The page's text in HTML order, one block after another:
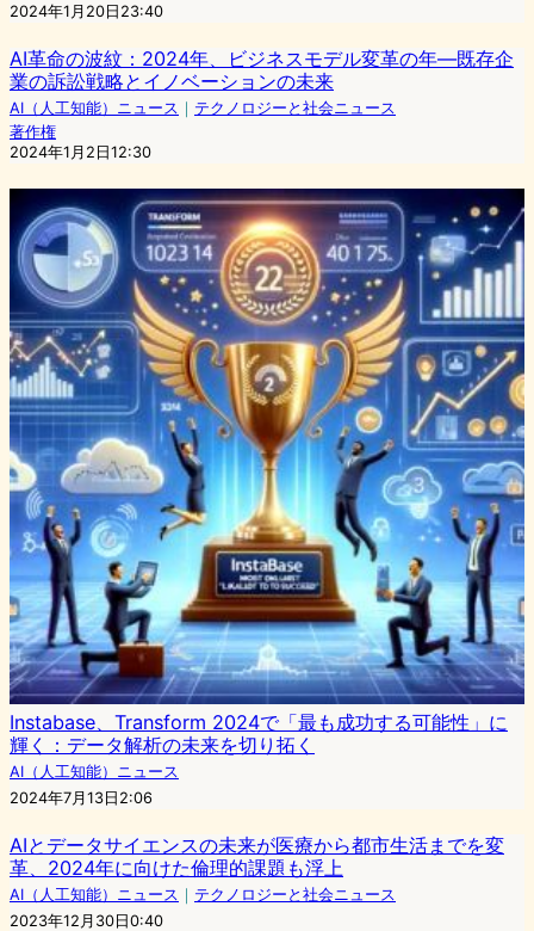
2024年1月20日23:40
AI革命の波紋：2024年、ビジネスモデル変革の年―既存企
業の訴訟戦略とイノベーションの未来
AI（人工知能）ニュース ｜ テクノロジーと社会ニュース
著作権
2024年1月2日12:30
Instabase、Transform 2024で「最も成功する可能性」に
輝く：データ解析の未来を切り拓く
AI（人工知能）ニュース
2024年7月13日2:06
AIとデータサイエンスの未来が医療から都市生活までを変
革、2024年に向けた倫理的課題も浮上
AI（人工知能）ニュース ｜ テクノロジーと社会ニュース
2023年12月30日0:40